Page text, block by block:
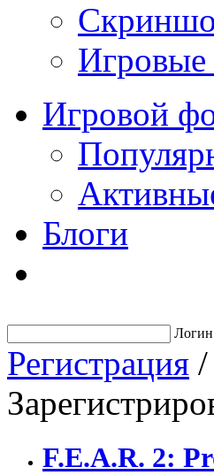
Игровые
Игровой
Блоги
Логин
Регистрация /
F.E.A.R. 2: